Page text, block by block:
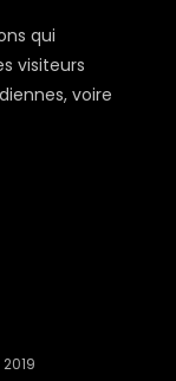
qui
visiteurs
voire